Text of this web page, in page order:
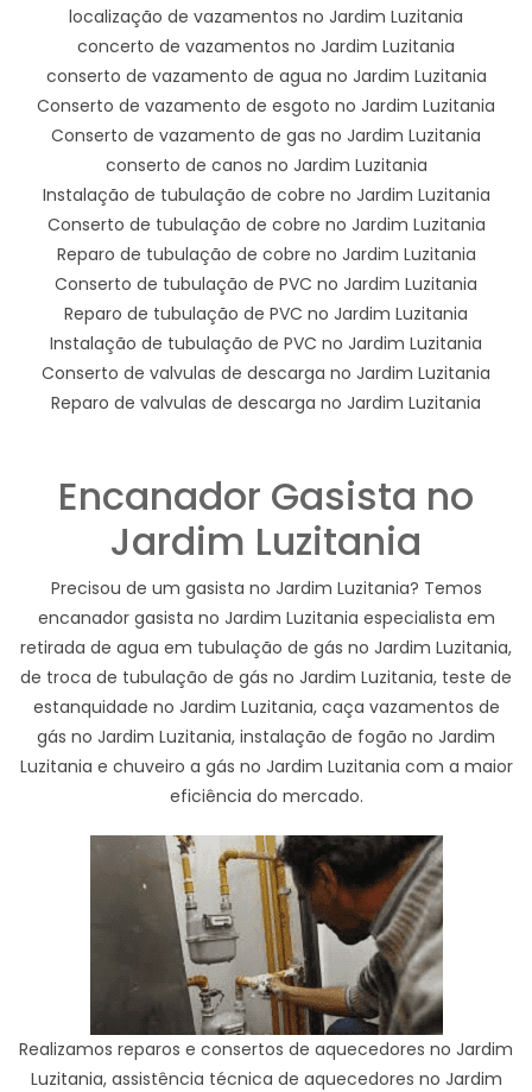
localização de vazamentos no Jardim Luzitania
concerto de vazamentos no Jardim Luzitania
conserto de vazamento de agua no Jardim Luzitania
Conserto de vazamento de esgoto no Jardim Luzitania
Conserto de vazamento de gas no Jardim Luzitania
conserto de canos no Jardim Luzitania
Instalação de tubulação de cobre no Jardim Luzitania
Conserto de tubulação de cobre no Jardim Luzitania
Reparo de tubulação de cobre no Jardim Luzitania
Conserto de tubulação de PVC no Jardim Luzitania
Reparo de tubulação de PVC no Jardim Luzitania
Instalação de tubulação de PVC no Jardim Luzitania
Conserto de valvulas de descarga no Jardim Luzitania
Reparo de valvulas de descarga no Jardim Luzitania
Encanador Gasista no
Jardim Luzitania
Precisou de um gasista no Jardim Luzitania? Temos
encanador gasista no Jardim Luzitania especialista em
retirada de agua em tubulação de gás no Jardim Luzitania,
de troca de tubulação de gás no Jardim Luzitania, teste de
estanquidade no Jardim Luzitania, caça vazamentos de
gás no Jardim Luzitania, instalação de fogão no Jardim
Luzitania e chuveiro a gás no Jardim Luzitania com a maior
eficiência do mercado.
Realizamos reparos e consertos de aquecedores no Jardim
Luzitania, assistência técnica de aquecedores no Jardim